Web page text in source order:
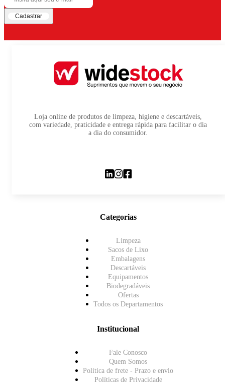
Cadastrar
Loja online de produtos de limpeza, higiene e descartáveis,
com variedade, praticidade e entrega rápida para facilitar o dia
a dia do consumidor.
Categorias
Limpeza
Sacos de Lixo
Embalagens
Descartáveis
Equipamentos
Biodegradáveis
Ofertas
Todos os Departamentos
Institucional
Fale Conosco
Quem Somos
Política de frete - Prazo e envio
Políticas de Privacidade